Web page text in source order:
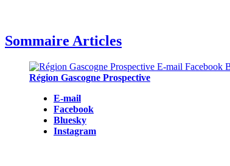
Sommaire Articles
Région Gascogne Prospective
E-mail
Facebook
Bluesky
Instagram